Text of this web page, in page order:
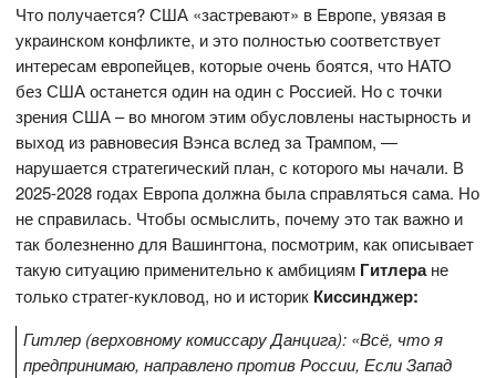
Что получается? США «застревают» в Европе, увязая в
украинском конфликте, и это полностью соответствует
интересам европейцев, которые очень боятся, что НАТО
без США останется один на один с Россией. Но с точки
зрения США – во многом этим обусловлены настырность и
выход из равновесия Вэнса вслед за Трампом, —
нарушается стратегический план, с которого мы начали. В
2025-2028 годах Европа должна была справляться сама. Но
не справилась. Чтобы осмыслить, почему это так важно и
так болезненно для Вашингтона, посмотрим, как описывает
такую ситуацию применительно к амбициям Гитлеране
только стратег-кукловод, но и историк Киссинджер:
Гитлер (верховному комиссару Данцига): «Всё, что я
предпринимаю, направлено против России, Если Запад